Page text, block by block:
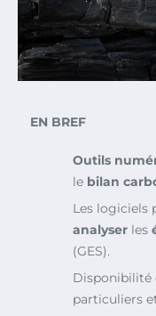
EN BREF
Outils
le bilan
Les logiciels
analyser les
(GES).
Disponibilité
particuliers